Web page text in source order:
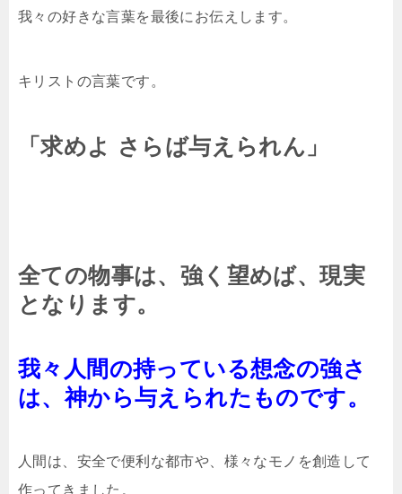
我々の好きな言葉を最後にお伝えします。
キリストの言葉です。
「求めよ さらば与えられん」
全ての物事は、強く望めば、現実
となります。
我々人間の持っている想念の強さ
は、神から与えられたものです。
人間は、安全で便利な都市や、様々なモノを創造して
作ってきました。